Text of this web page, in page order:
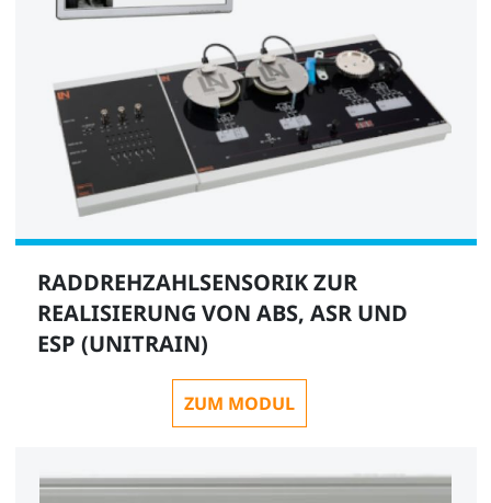
RADDREHZAHLSENSORIK ZUR
REALISIERUNG VON ABS, ASR UND
ESP (UNITRAIN)
ZUM MODUL